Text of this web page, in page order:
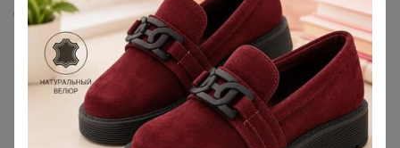
Скопировать ссылку
Медали 5
Номинировать на медаль